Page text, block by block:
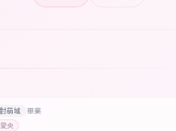
萌域
畢業
央